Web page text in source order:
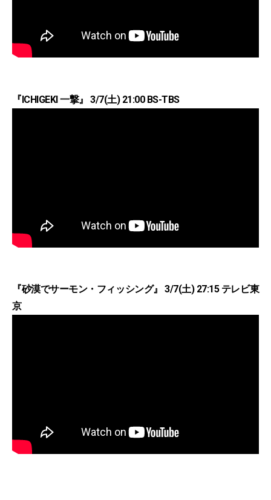
『ICHIGEKI 一撃』 3/7(土) 21:00 BS-TBS
『砂漠でサーモン・フィッシング』 3/7(土) 27:15 テレビ東
京